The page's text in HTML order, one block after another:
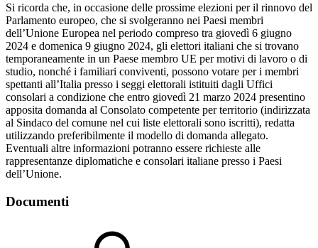
Si ricorda che, in occasione delle prossime elezioni per il rinnovo del
Parlamento europeo, che si svolgeranno nei Paesi membri
dell’Unione Europea nel periodo compreso tra giovedì 6 giugno
2024 e domenica 9 giugno 2024, gli elettori italiani che si trovano
temporaneamente in un Paese membro UE per motivi di lavoro o di
studio, nonché i familiari conviventi, possono votare per i membri
spettanti all’Italia presso i seggi elettorali istituiti dagli Uffici
consolari a condizione che entro giovedì 21 marzo 2024 presentino
apposita domanda al Consolato competente per territorio (indirizzata
al Sindaco del comune nel cui liste elettorali sono iscritti), redatta
utilizzando preferibilmente il modello di domanda allegato.
Eventuali altre informazioni potranno essere richieste alle
rappresentanze diplomatiche e consolari italiane presso i Paesi
dell’Unione.
Documenti